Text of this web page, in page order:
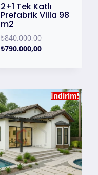
2+1 Tek Katlı
Prefabrik Villa 98
m2
₺840.000,00
₺790.000,00
İndirim!